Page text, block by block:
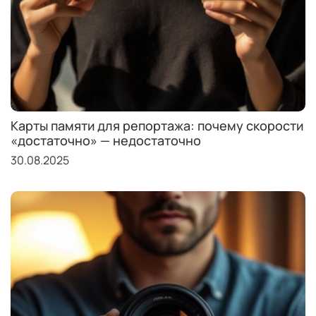
Карты памяти для репортажа: почему скорости
«достаточно» — недостаточно
30.08.2025